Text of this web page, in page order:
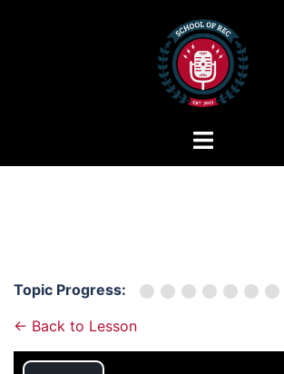
Menü
Topic Progress:
← Back to Lesson